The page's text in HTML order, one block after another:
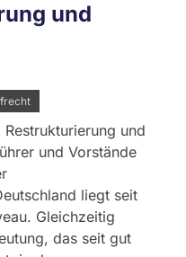
und
und
und Vorstände
liegt seit
Gleichzeitig
das seit gut